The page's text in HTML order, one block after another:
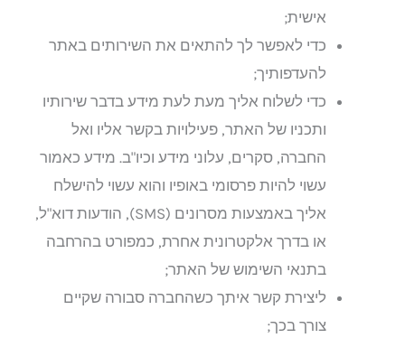
אישית;
כדי לאפשר לך להתאים את השירותים באתר
להעדפותיך;
כדי לשלוח אליך מעת לעת מידע בדבר שירותיו
ותכניו של האתר, פעילויות בקשר אליו ואל
החברה, סקרים, עלוני מידע וכיו"ב. מידע כאמור
עשוי להיות פרסומי באופיו והוא עשוי להישלח
אליך באמצעות מסרונים (SMS), הודעות דוא"ל,
או בדרך אלקטרונית אחרת, כמפורט בהרחבה
בתנאי השימוש של האתר;
ליצירת קשר איתך כשהחברה סבורה שקיים
צורך בכך;